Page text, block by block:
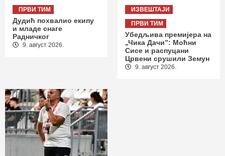
ПРВИ ТИМ
Дудић похвалио екипу
и младе снаге
Радничког
9. август 2026.
ИЗВЕШТАЈИ
ПРВИ ТИМ
Убедљива премијера на
„Чика Дачи”: Моћни
Сисе и распуцани
Црвени срушили Земун
9. август 2026.